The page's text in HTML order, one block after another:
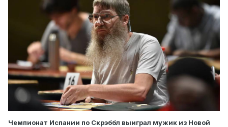
Чемпионат Испании по Скрэббл выиграл мужик из Новой